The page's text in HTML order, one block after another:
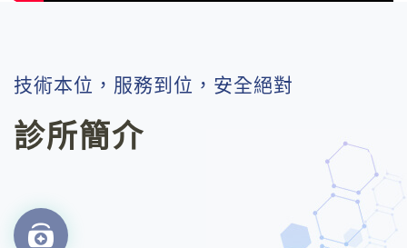
技術本位，服務到位，安全絕對
診所簡介